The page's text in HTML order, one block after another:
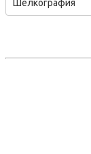
Шелкография